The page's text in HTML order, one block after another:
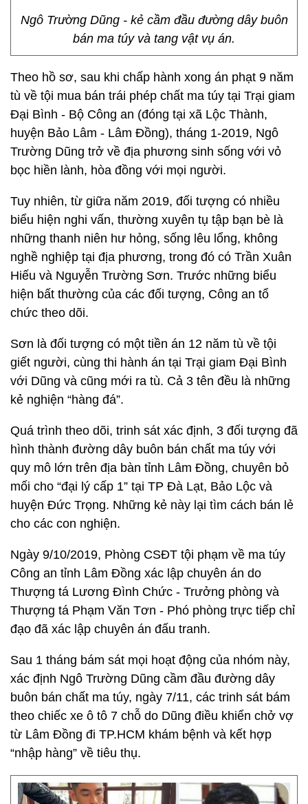
Ngô Trường Dũng - kẻ cầm đầu đường dây buôn
bán ma túy và tang vật vụ án.
Theo hồ sơ, sau khi chấp hành xong án phạt 9 năm
tù về tội mua bán trái phép chất ma túy tại Trại giam
Đại Bình - Bộ Công an (đóng tại xã Lộc Thành,
huyện Bảo Lâm - Lâm Đồng), tháng 1-2019, Ngô
Trường Dũng trở về địa phương sinh sống với vỏ
bọc hiền lành, hòa đồng với mọi người.
Tuy nhiên, từ giữa năm 2019, đối tượng có nhiều
biểu hiện nghi vấn, thường xuyên tụ tập bạn bè là
những thanh niên hư hỏng, sống lêu lổng, không
nghề nghiệp tại địa phương, trong đó có Trần Xuân
Hiếu và Nguyễn Trường Sơn. Trước những biểu
hiện bất thường của các đối tượng, Công an tổ
chức theo dõi.
Sơn là đối tượng có một tiền án 12 năm tù về tội
giết người, cùng thi hành án tại Trại giam Đại Bình
với Dũng và cũng mới ra tù. Cả 3 tên đều là những
kẻ nghiện “hàng đá”.
Quá trình theo dõi, trinh sát xác định, 3 đối tượng đã
hình thành đường dây buôn bán chất ma túy với
quy mô lớn trên địa bàn tỉnh Lâm Đồng, chuyên bỏ
mối cho “đại lý cấp 1” tại TP Đà Lạt, Bảo Lộc và
huyện Đức Trọng. Những kẻ này lại tìm cách bán lẻ
cho các con nghiện.
Ngày 9/10/2019, Phòng CSĐT tội phạm về ma túy
Công an tỉnh Lâm Đồng xác lập chuyên án do
Thượng tá Lương Đình Chức - Trưởng phòng và
Thượng tá Phạm Văn Tơn - Phó phòng trực tiếp chỉ
đạo đã xác lập chuyên án đấu tranh.
Sau 1 tháng bám sát mọi hoạt động của nhóm này,
xác định Ngô Trường Dũng cầm đầu đường dây
buôn bán chất ma túy, ngày 7/11, các trinh sát bám
theo chiếc xe ô tô 7 chỗ do Dũng điều khiển chở vợ
từ Lâm Đồng đi TP.HCM khám bệnh và kết hợp
“nhập hàng” về tiêu thụ.